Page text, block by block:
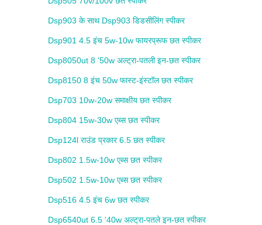
Dsp903 के साथ Dsp903 डिडसीलिंग स्पीकर
Dsp901 4.5 इंच 5w-10w फायरप्रूफ छत स्पीकर
Dsp8050ut 8 '50w अल्ट्रा-पतली इन-छत स्पीकर
Dsp8150 8 इंच 50w फास्ट-इंस्टॉल छत स्पीकर
Dsp703 10w-20w समाक्षीय छत स्पीकर
Dsp804 15w-30w एब्स छत स्पीकर
Dsp124l राउंड प्रकार 6.5 छत स्पीकर
Dsp802 1.5w-10w एब्स छत स्पीकर
Dsp502 1.5w-10w एब्स छत स्पीकर
Dsp516 4.5 इंच 6w छत स्पीकर
Dsp6540ut 6.5 '40w अल्ट्रा-पतले इन-छत स्पीकर